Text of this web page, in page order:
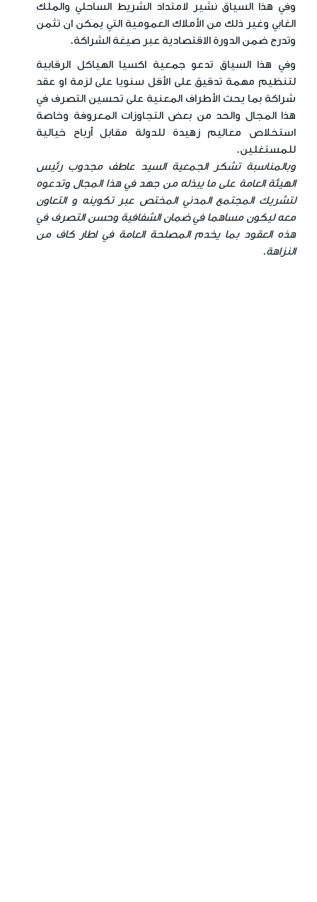
وفي هذا السياق نشير لامتداد الشريط الساحلي والملك
الغابي وغير ذلك من الأملاك العمومية التي يمكن ان تثمن
وتدرج ضمن الدورة الاقتصادية عبر صيغة الشراكة.
وفي هذا السياق تدعو جمعية اكسيا الهياكل الرقابية
لتنظيم مهمة تدقيق على الأقل سنويا على لزمة او عقد
شراكة بما يحث الأطراف المعنية على تحسين التصرف في
هذا المجال والحد من بعض التجاوزات المعروفة وخاصة
استخلاص معاليم زهيدة للدولة مقابل أرباح خيالية
للمستغلين.
وبالمناسبة تشكر الجمعية السيد عاطف مجدوب رئيس
الهيئة العامة على ما يبذله من جهد في هذا المجال وتدعوه
لتشريك المجتمع المدني المختص عبر تكوينه و التعاون
معه ليكون مساهما في ضمان الشفافية وحسن التصرف في
هذه العقود بما يخدم المصلحة العامة في اطار كاف من
النزاهة.